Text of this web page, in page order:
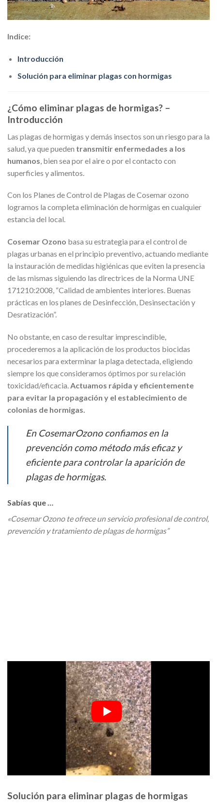
Indice:
Introducción
Solución para eliminar plagas con hormigas
¿Cómo eliminar plagas de hormigas? –
Introducción
Las plagas de hormigas y demás insectos son un riesgo para la
salud, ya que pueden transmitir enfermedades a los
humanos , bien sea por el aire o por el contacto con
superficies y alimentos.
Con los Planes de Control de Plagas de Cosemar ozono
logramos la completa eliminación de hormigas en cualquier
estancia del local.
Cosemar Ozono basa su estrategia para el control de
plagas urbanas en el principio preventivo, actuando mediante
la instauración de medidas higiénicas que eviten la presencia
de las mismas siguiendo las directrices de la Norma UNE
171210:2008, “Calidad de ambientes interiores. Buenas
prácticas en los planes de Desinfección, Desinsectación y
Desratización”.
No obstante, en caso de resultar imprescindible,
procederemos a la aplicación de los productos biocidas
necesarios para exterminar la plaga detectada, eligiendo
siempre los que consideramos óptimos por su relación
toxicidad/eficacia.Actuamos rápida y eficientemente
para evitar la propagación y el establecimiento de
colonias de hormigas.
En CosemarOzono confiamos en la
prevención como método más eficaz y
eficiente para controlar la aparición de
plagas de hormigas.
Sabías que …
«Cosemar Ozono te ofrece un servicio profesional de control,
prevención y tratamiento de plagas de hormigas”
Solución para eliminar plagas de hormigas